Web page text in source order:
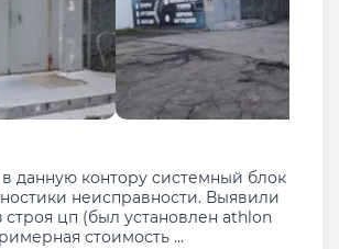
данную контору системный блок
неисправности. Выявили
строя цп (был установлен athlon
стоимость ...